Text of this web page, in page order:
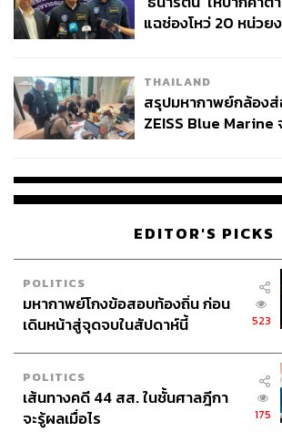
แฉช่องโหว่ 20 หน่วย
THAILAND
สรุปมหากาพย์กล้องส่
ZEISS Blue
จ่ายหนี้-แอบระบุแบร
EDITOR'S PICKS
POLITICS
มหากาพย์โกงข้อสอบท้องถิ่น ก่อน
เดินหน้าสู่จุดจบในสัปดาห์นี้
523
POLITICS
เส้นทางคดี 44 สส. ในชั้นศาลฎีกา
จะรู้ผลเมื่อไร
175